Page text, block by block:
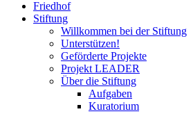
Friedhof
Stiftung
Willkommen bei der Stiftung
Unterstützen!
Geförderte Projekte
Projekt LEADER
Über die Stiftung
Aufgaben
Kuratorium